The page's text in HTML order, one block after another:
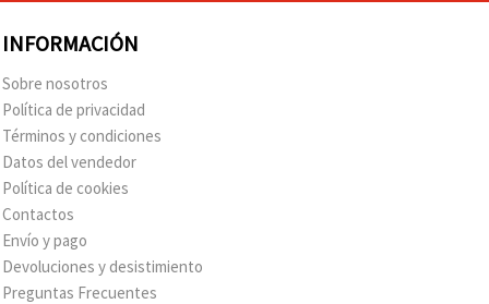
INFORMACIÓN
Sobre nosotros
Política de privacidad
Términos y condiciones
Datos del vendedor
Política de cookies
Contactos
Envío y pago
Devoluciones y desistimiento
Preguntas Frecuentes